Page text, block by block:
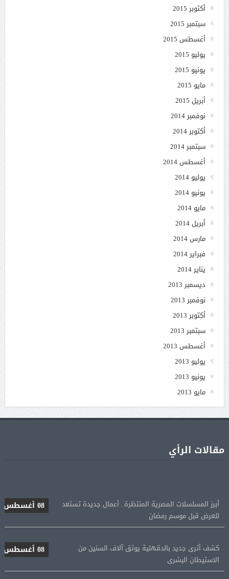
أكتوبر 2015
سبتمبر 2015
أغسطس 2015
يوليو 2015
يونيو 2015
مايو 2015
أبريل 2015
نوفمبر 2014
أكتوبر 2014
سبتمبر 2014
أغسطس 2014
يوليو 2014
يونيو 2014
مايو 2014
أبريل 2014
مارس 2014
فبراير 2014
يناير 2014
ديسمبر 2013
نوفمبر 2013
أكتوبر 2013
سبتمبر 2013
أغسطس 2013
يوليو 2013
يونيو 2013
مايو 2013
مقالات الرأي
للعرض قبل موسم رمضان
الاستيطان البشرى